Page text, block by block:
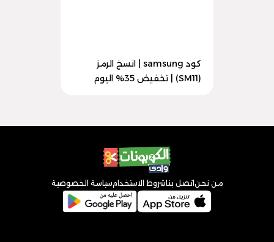
كود samsung | انسخ الرمز
(SM11) | تخفيض 35% اليوم
من نحن اتصل بنا شروط الاستخدامسياسة الخصوصية